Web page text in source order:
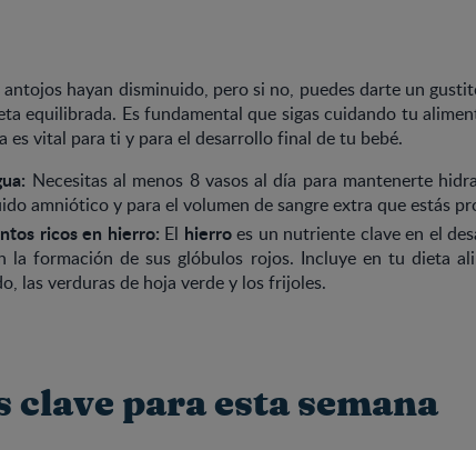
antojos hayan disminuido, pero si no, puedes darte un
equilibrada. Es fundamental que sigas cuidando tu
es vital para ti y para el desarrollo final de tu bebé.
Necesitas al menos 8 vasos al día para mantenerte
amniótico y para el volumen de sangre extra que estás
ricos en hierro: El hierroes un nutriente clave en el
la formación de sus glóbulos rojos. Incluye en tu dieta
las verduras de hoja verde y los frijoles.
clave para esta semana